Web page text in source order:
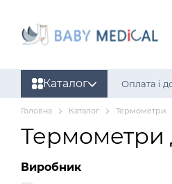
Каталог Оплата і
Головна Каталог Термометри
Термометри
Виробник